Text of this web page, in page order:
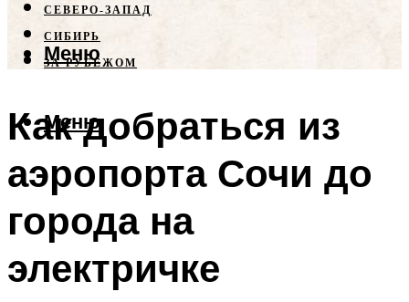
СЕВЕРО-ЗАПАД
СИБИРЬ
ЗА РУБЕЖОМ
Меню
Меню
Как добраться из
аэропорта Сочи до
города на
электричке